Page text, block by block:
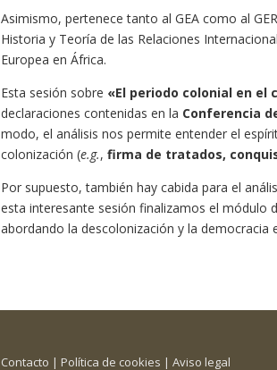
Asimismo, pertenece tanto al GEA como al
Historia y Teoría de las Relaciones
Europea en África.
Esta sesión sobre «El periodo colonial en
declaraciones contenidas en la Conferencia
modo, el análisis nos permite entender el
colonización (e.g.,firma de tratados,
Por supuesto, también hay cabida para el
esta interesante sesión finalizamos el módulo
abordando la descolonización y la democracia
Contacto |Política de cookies |Aviso legal